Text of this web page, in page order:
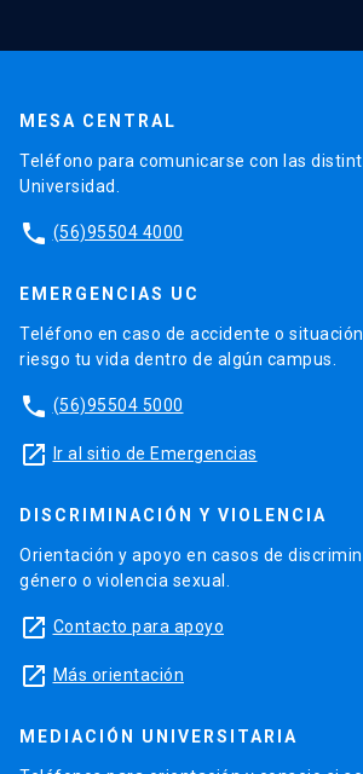
MESA CENTRAL
Teléfono para comunicarse con las
Universidad.
phone (56)95504 4000
EMERGENCIAS UC
Teléfono en caso de accidente o
riesgo tu vida dentro de algún campus.
phone (56)95504 5000
launch Ir al sitio de Emergencias
DISCRIMINACIÓN Y VIOLENCIA
Orientación y apoyo en casos de
género o violencia sexual.
launch Contacto para apoyo
launch Más orientación
MEDIACIÓN UNIVERSITARIA